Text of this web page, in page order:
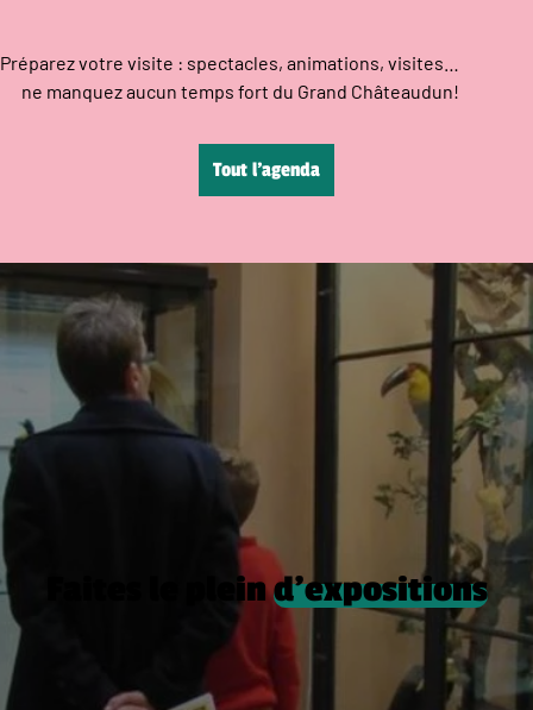
Préparez votre visite : spectacles, animations, visites…
ne manquez aucun temps fort du Grand Châteaudun!
Tout l’agenda
Faites le pleind’expositions